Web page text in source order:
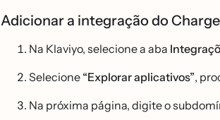
Adicionar a integração do
Na Klaviyo, selecione a aba
Selecione “Explorar aplicativos”,
Na próxima página, digite o